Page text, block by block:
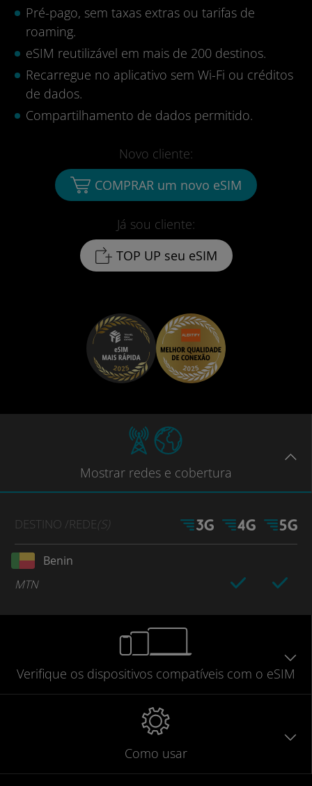
Pré-pago, sem taxas extras ou tarifas de
roaming.
eSIM reutilizável em mais de 200 destinos.
Recarregue no aplicativo sem Wi-Fi ou créditos
de dados.
Compartilhamento de dados permitido.
Já sou cliente:
TOP UP seu eSIM
Novo cliente:
COMPRAR um novo eSIM
Mostrar redes e cobertura
DESTINO /REDE(S)
Benin
MTN
Verifique os dispositivos compatíveis com o eSIM
Como usar